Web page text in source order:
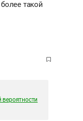
такой